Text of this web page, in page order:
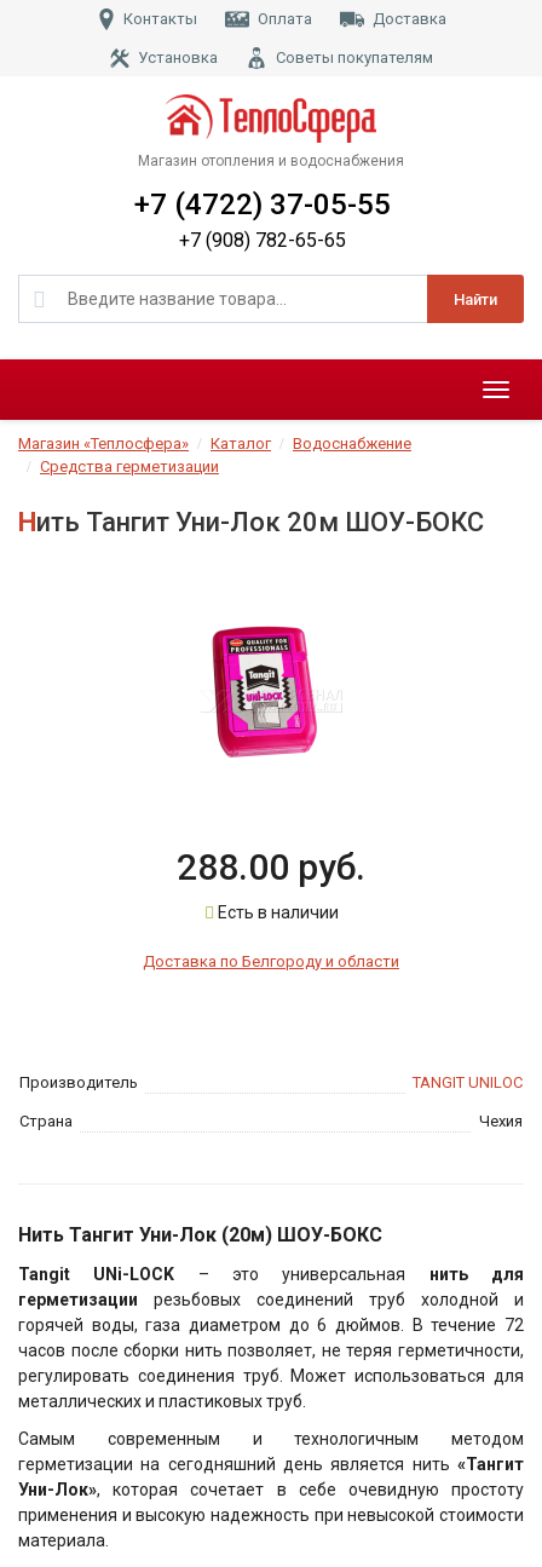
Контакты Оплата Доставка
Установка Советы покупателям
Магазин отопления и водоснабжения
Найти
+7 (4722) 37-05-55
+7 (908) 782-65-65
Меню
Магазин «Теплосфера» Каталог
Водоснабжение
Средства герметизации
Нить Тангит Уни-Лок 20м ШОУ-БОКС
Производитель TANGIT UNILOC
Страна Чехия
288.00 руб.
Есть в наличии
Доставка по Белгороду и области
Нить Тангит Уни-Лок (20м) ШОУ-БОКС
Tangit UNi-LOCK – это универсальная нить для
герметизации резьбовых соединений труб холодной и
горячей воды, газа диаметром до 6 дюймов. В течение 72
часов после сборки нить позволяет, не теряя герметичности,
регулировать соединения труб. Может использоваться для
металлических и пластиковых труб.
Самым современным и технологичным методом
герметизации на сегодняшний день является нить «Тангит
Уни-Лок», которая сочетает в себе очевидную простоту
применения и высокую надежность при невысокой стоимости
материала.